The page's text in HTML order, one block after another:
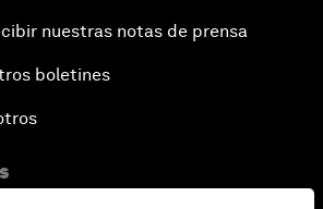
nuestras notas de prensa
boletines